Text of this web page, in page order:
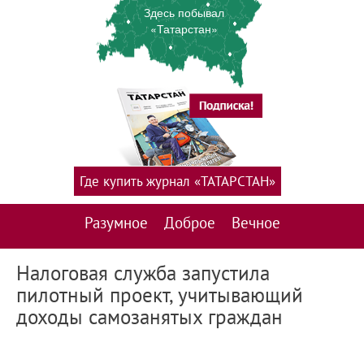
Здесь побывал
«Татарстан»
Разумное Доброе Вечное
Где купить журнал «ТАТАРСТАН»
Налоговая служба запустила
пилотный проект, учитывающий
доходы самозанятых граждан